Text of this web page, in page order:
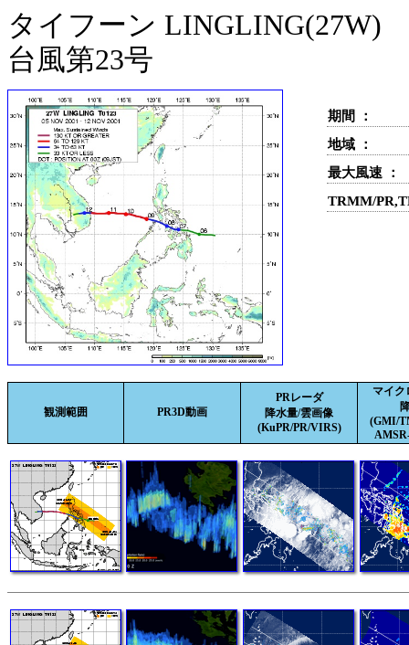
タイフーン LINGLING(27W)
台風第23号
期間 ：
地域 ：
最大風速 ：
TRMM/
観測範囲 PR3D動画
PRレーダ
降水量/雲画像
(KuPR/PR/VIRS)
マイク
(GMI/